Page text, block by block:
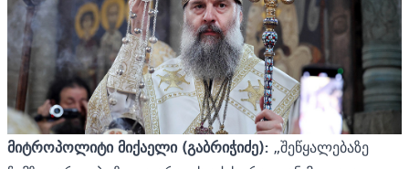
მიტროპოლიტი მიქაელი (გაბრიჭიძე): „შეწყალებაზე